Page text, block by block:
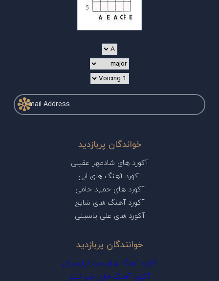
خواندگان پربازدید
آکورد های شادمهر عقیلی
آکورد آهنگ های ابی
آکورد های حمید حامی
آکورد آهنگ های شایع
آکورد های علی یاسینی
خوانندگان پربازدید
آکورد آهنگ های سینا پارسیان
آکورد آهنگ های امیر تتلو